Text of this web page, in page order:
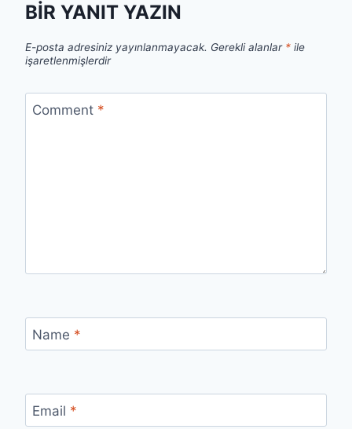
BIR YANIT YAZIN
E-posta adresiniz yayınlanmayacak. Gerekli alanlar * ile
işaretlenmişlerdir
Comment *
Name *
Email *